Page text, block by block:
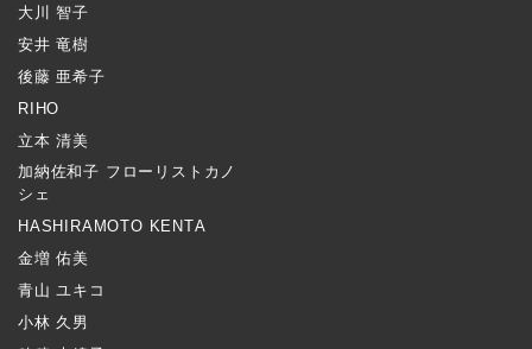
大川 智子
安井 竜樹
後藤 亜希子
RIHO
立本 清美
加納佐和子 フローリストカノ
シェ
HASHIRAMOTO KENTA
金増 佑美
青山 ユキコ
小林 久男